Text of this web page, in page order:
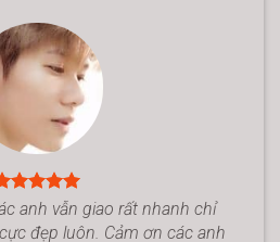
anh vẫn giao rất nhanh chỉ
đẹp luôn. Cảm ơn các anh